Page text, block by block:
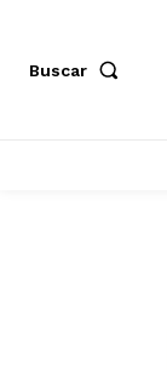
Buscar